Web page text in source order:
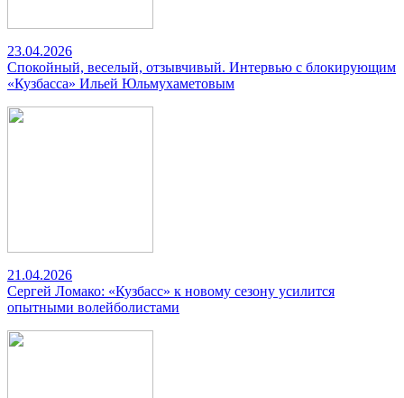
23.04.2026
Спокойный, веселый, отзывчивый. Интервью с блокирующим
«Кузбасса» Ильей Юльмухаметовым
21.04.2026
Сергей Ломако: «Кузбасс» к новому сезону усилится
опытными волейболистами